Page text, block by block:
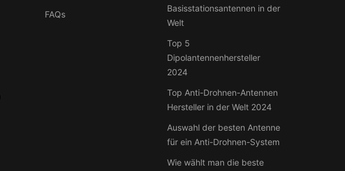
FAQs
Basisstationsantennen in der
Welt
Top 5
Dipolantennenhersteller
2024
Top Anti-Drohnen-Antennen
Hersteller in der Welt 2024
Auswahl der besten Antenne
für ein Anti-Drohnen-System
Wie wählt man die beste